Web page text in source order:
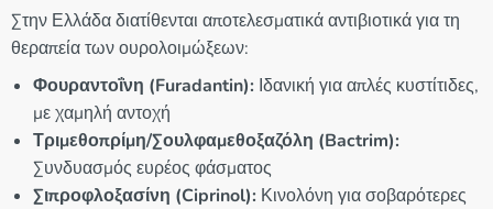
Στην Ελλάδα διατίθενται αποτελεσματικά αντιβιοτικά για τη
θεραπεία των ουρολοιμώξεων:
Φουραντοΐνη (Furadantin): Ιδανική για απλές κυστίτιδες,
με χαμηλή αντοχή
Τριμεθοπρίμη/Σουλφαμεθοξαζόλη (Bactrim):
Συνδυασμός ευρέος φάσματος
Σιπροφλοξασίνη (Ciprinol): Κινολόνη για σοβαρότερες